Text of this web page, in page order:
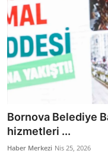
Bornova Belediye
hizmetleri ...
Haber Merkezi Nis 25, 2026